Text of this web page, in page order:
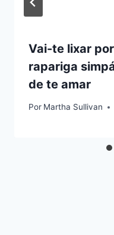
Vai-te lixar
rapariga
de te amar
Por Martha Sullivan